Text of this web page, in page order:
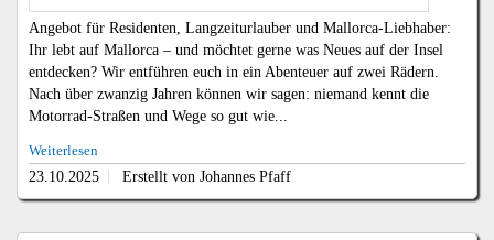
Angebot für Residenten, Langzeiturlauber und Mallorca-Liebhaber:
Ihr lebt auf Mallorca – und möchtet gerne was Neues auf der Insel
entdecken? Wir entführen euch in ein Abenteuer auf zwei Rädern.
Nach über zwanzig Jahren können wir sagen: niemand kennt die
Motorrad-Straßen und Wege so gut wie...
Weiterlesen
23.10.2025 Erstellt von Johannes Pfaff